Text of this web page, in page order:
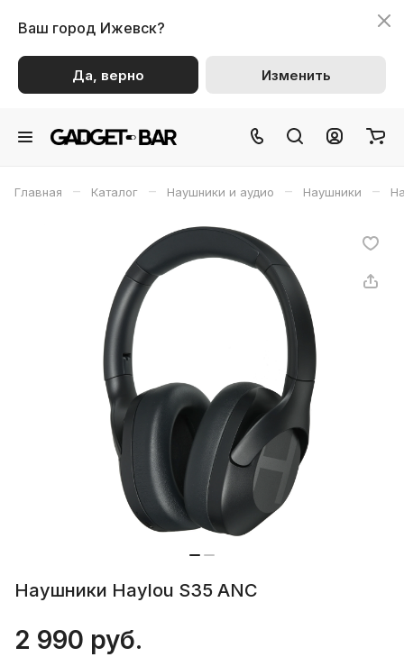
Ваш город Ижевск?
Да, верно Изменить
Главная – Каталог – Наушники и аудио – Наушники –
Наушники Haylou S35 ANC
2 990 руб.